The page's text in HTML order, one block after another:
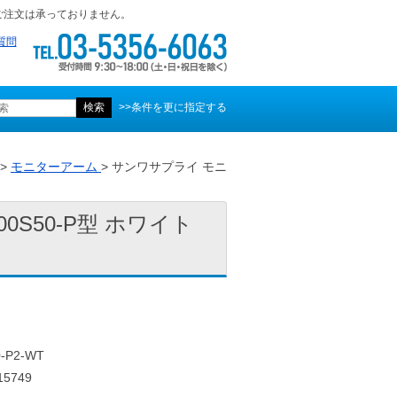
文は承っておりません。
問
>>条件を更に指定する
> モニターアーム > サンワサプライ モニ
P型 ホワイト
P2-WT